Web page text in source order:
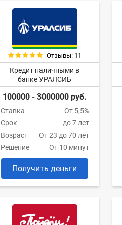
Отзывы: 11
Кредит наличными в
банке УРАЛСИБ
100000 - 3000000 руб.
Ставка
От 5,5%
Срок
до 7 лет
Возраст
От 23 до 70 лет
Решение
От 10 минут
Получить деньги